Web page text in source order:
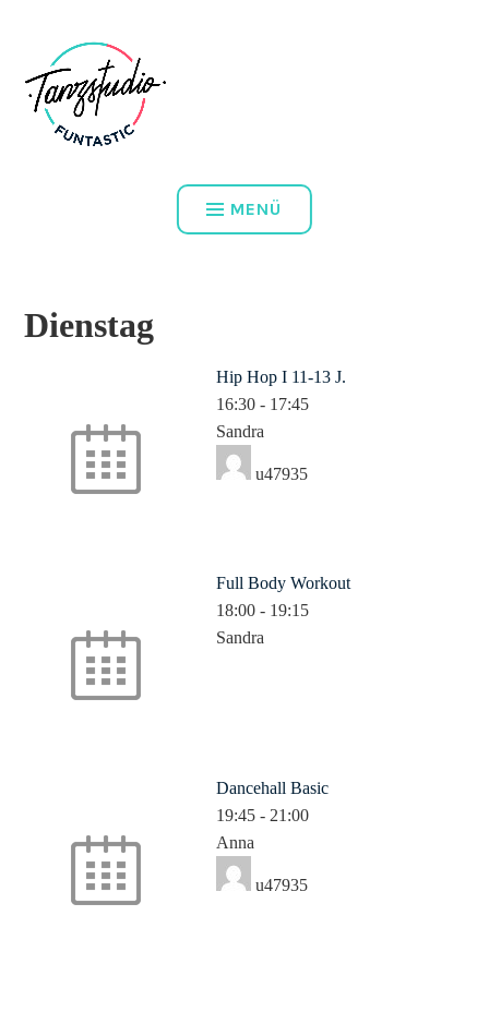
springen
MENÜ
Dienstag
Hip Hop I 11-13 J.
16:30- 17:45
Sandra
u47935
Full Body Workout
18:00- 19:15
Sandra
Dancehall Basic
19:45- 21:00
Anna
u47935